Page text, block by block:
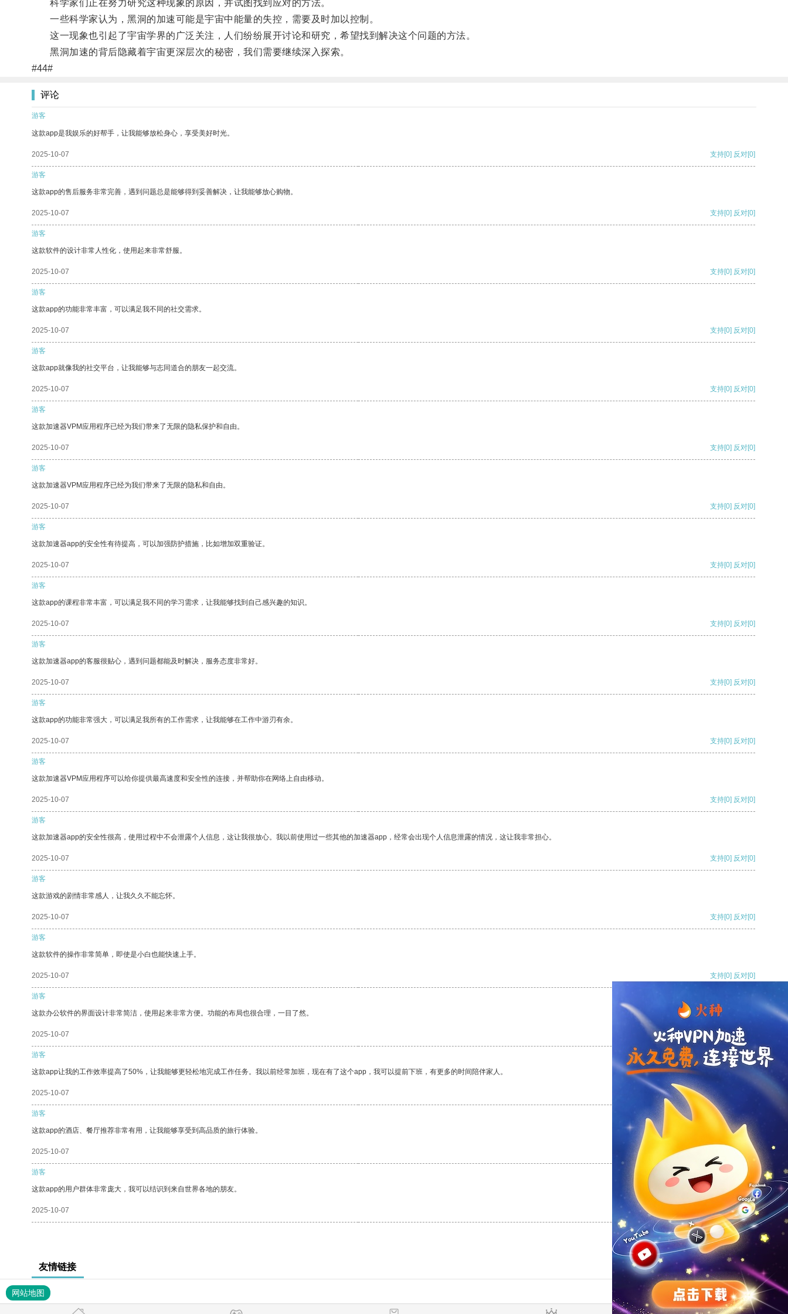
科学家们正在努力研究这种现象的原因，并试图找到应对的方法。
一些科学家认为，黑洞的加速可能是宇宙中能量的失控，需要及时加以控制。
这一现象也引起了宇宙学界的广泛关注，人们纷纷展开讨论和研究，希望找到解决这个问题的方法。
黑洞加速的背后隐藏着宇宙更深层次的秘密，我们需要继续深入探索。
#44#
评论
游客
这款app是我娱乐的好帮手，让我能够放松身心，享受美好时光。
2025-10-07 支持[0] 反对[0]
游客
这款app的售后服务非常完善，遇到问题总是能够得到妥善解决，让我能够放心购物。
2025-10-07 支持[0] 反对[0]
游客
这款软件的设计非常人性化，使用起来非常舒服。
2025-10-07 支持[0] 反对[0]
游客
这款app的功能非常丰富，可以满足我不同的社交需求。
2025-10-07 支持[0] 反对[0]
游客
这款app就像我的社交平台，让我能够与志同道合的朋友一起交流。
2025-10-07 支持[0] 反对[0]
游客
这款加速器VPM应用程序已经为我们带来了无限的隐私保护和自由。
2025-10-07 支持[0] 反对[0]
游客
这款加速器VPM应用程序已经为我们带来了无限的隐私和自由。
2025-10-07 支持[0] 反对[0]
游客
这款加速器app的安全性有待提高，可以加强防护措施，比如增加双重验证。
2025-10-07 支持[0] 反对[0]
游客
这款app的课程非常丰富，可以满足我不同的学习需求，让我能够找到自己感兴趣的知识。
2025-10-07 支持[0] 反对[0]
游客
这款加速器app的客服很贴心，遇到问题都能及时解决，服务态度非常好。
2025-10-07 支持[0] 反对[0]
游客
这款app的功能非常强大，可以满足我所有的工作需求，让我能够在工作中游刃有余。
2025-10-07 支持[0] 反对[0]
游客
这款加速器VPM应用程序可以给你提供最高速度和安全性的连接，并帮助你在网络上自由移动。
2025-10-07 支持[0] 反对[0]
游客
这款加速器app的安全性很高，使用过程中不会泄露个人信息，这让我很放心。我以前使用过一些其他的加速器app，经常会出现个人信息泄露的情况，这让我非常担心。
2025-10-07 支持[0] 反对[0]
游客
这款游戏的剧情非常感人，让我久久不能忘怀。
2025-10-07 支持[0] 反对[0]
游客
这款软件的操作非常简单，即使是小白也能快速上手。
2025-10-07 支持[0] 反对[0]
游客
这款办公软件的界面设计非常简洁，使用起来非常方便。功能的布局也很合理，一目了然。
2025-10-07 支持[0] 反对
游客
这款app让我的工作效率提高了50%，让我能够更轻松地完成工作任务。我以前经常加班，现在有了这个app，我可以提前下班，有更多的时间陪伴家人。
2025-10-07 支持
游客
这款app的酒店、餐厅推荐非常有用，让我能够享受到高品质的旅行体验。
2025-10-07 反对 [0]
游客
这款app的用户群体非常庞大，我可以结识到来自世界各地的朋友。
2025-10-07 支持[0] 反对[0]
友情链接
网站地图